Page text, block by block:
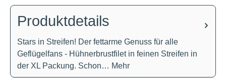
Produktdetails
Stars in Streifen! Der fettarme Genuss für alle
Geflügelfans - Hühnerbrustfilet in feinen Streifen in
der XL Packung. Schon… Mehr